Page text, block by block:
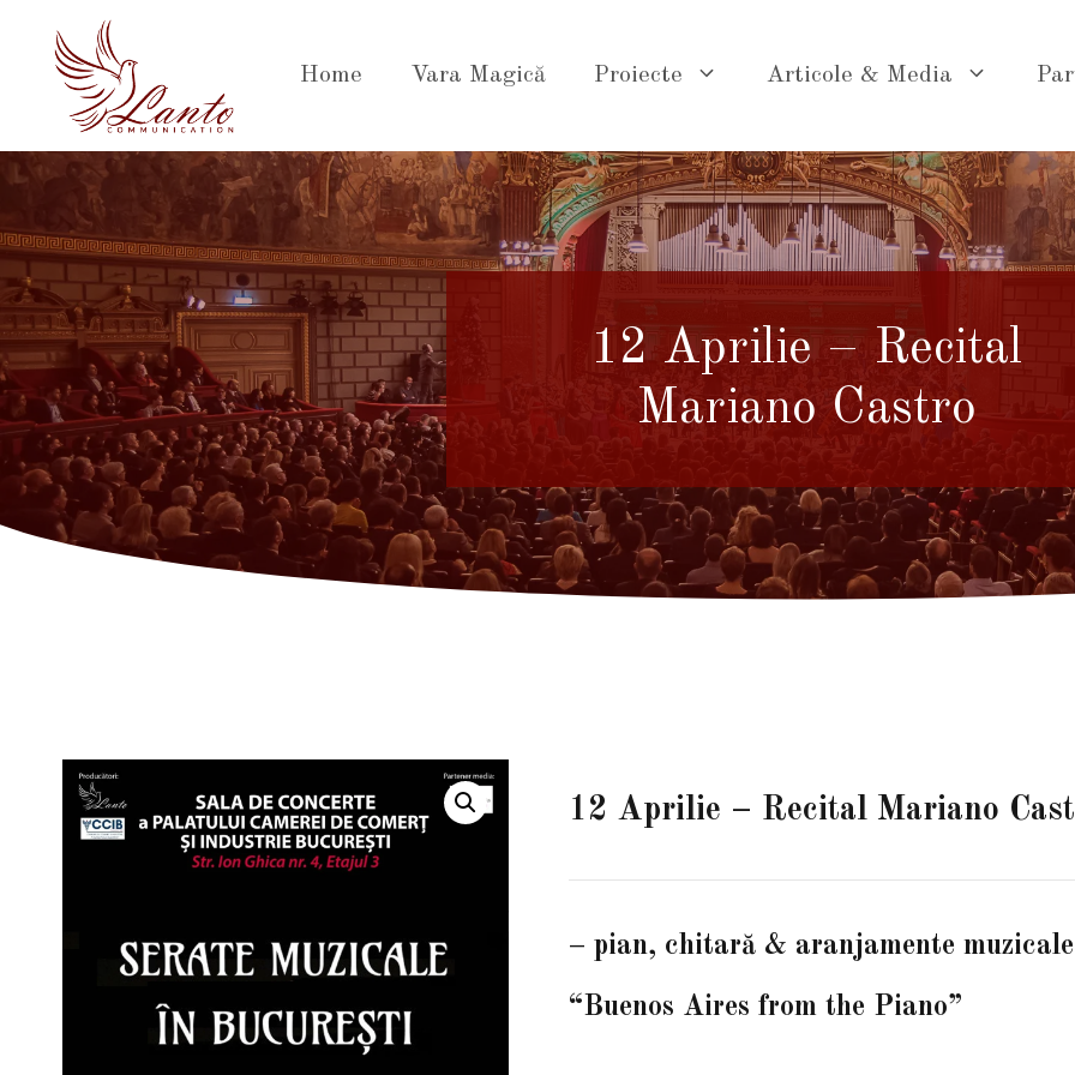
conținut
Home Vara Magică Proiecte Articole & Media
12 Aprilie – Recital
Mariano Castro
12 Aprilie – Recital Mariano
– pian, chitară & aranjamente muzicale
“Buenos Aires from the Piano”